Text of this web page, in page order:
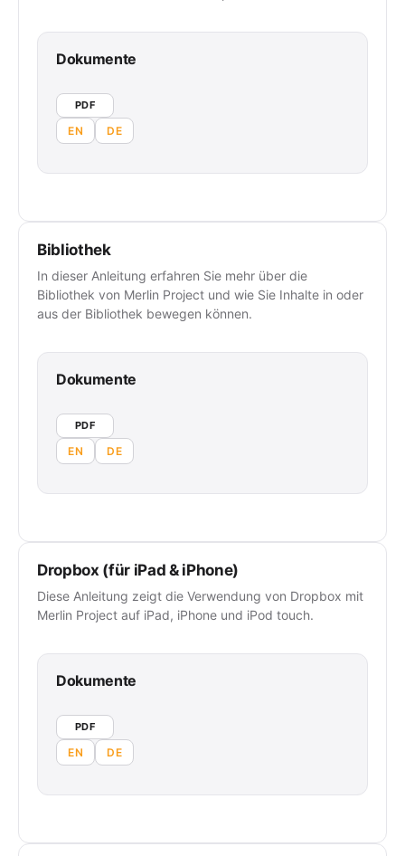
Dokumente
PDF
EN DE
Bibliothek
In dieser Anleitung erfahren Sie mehr über die
Bibliothek von Merlin Project und wie Sie Inhalte in oder
aus der Bibliothek bewegen können.
Dokumente
PDF
EN DE
Dropbox (für iPad & iPhone)
Diese Anleitung zeigt die Verwendung von Dropbox mit
Merlin Project auf iPad, iPhone und iPod touch.
Dokumente
PDF
EN DE